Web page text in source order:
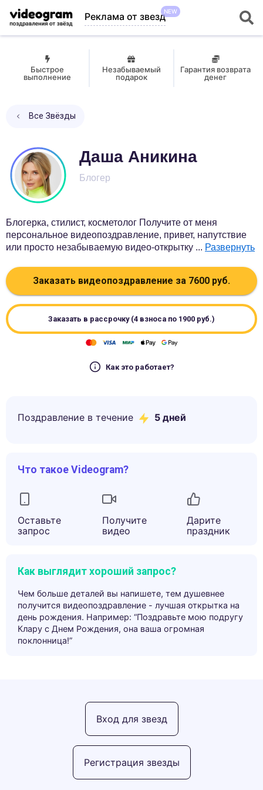
Реклама от звездNEW
Быстрое
выполнение
Незабываемый
подарок
Гарантия возврата
денег
Все Звёзды
Даша Аникина
Блогер
Блогерка, стилист, косметолог Получите от меня
персональное видеопоздравление, привет, напутствие
или просто незабываемую видео-открытку ... Развернуть
Заказать видеопоздравление за 7600 руб.
Заказать в рассрочку (4 взноса по 1900 руб.)
Как это работает?
Поздравление в течение 5 дней
Что такое Videogram?
Оставьте
запрос
Получите
видео
Дарите
праздник
Как выглядит хороший запрос?
Чем больше деталей вы напишете, тем душевнее
получится видеопоздравление - лучшая открытка на
день рождения. Например: “Поздравьте мою подругу
Клару с Днем Рождения, она ваша огромная
поклонница!”
Регистрация звезды
Вход для звезд